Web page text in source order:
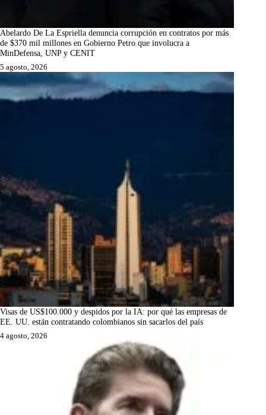
Abelardo De La Espriella denuncia corrupción en contratos por más
de $370 mil millones en Gobierno Petro que involucra a
MinDefensa, UNP y CENIT
5 agosto, 2026
Visas de US$100.000 y despidos por la IA: por qué las empresas de
EE. UU. están contratando colombianos sin sacarlos del país
4 agosto, 2026